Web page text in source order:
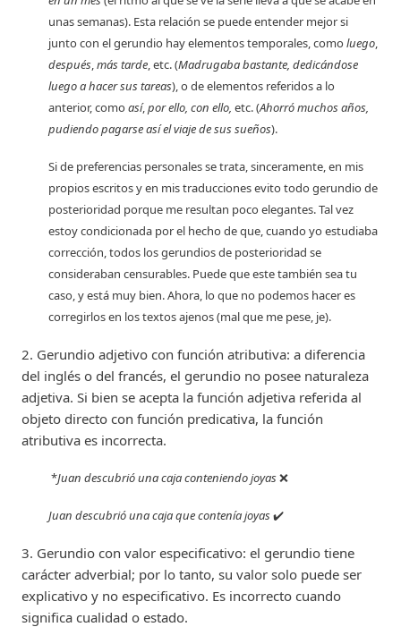
unas semanas). Esta relación se puede entender mejor si
junto con el gerundio hay elementos temporales, comoluego,
después,más tarde, etc. (Madrugaba bastante, dedicándose
luego a hacer sus tareas), o de elementos referidos a lo
anterior, comoasí,por ello, con ello, etc. (Ahorró muchos años,
pudiendo pagarse así el viaje de sus sueños).
Si de preferencias personales se trata, sinceramente, en mis
propios escritos y en mis traducciones evito todo gerundio de
posterioridad porque me resultan poco elegantes. Tal vez
estoy condicionada por el hecho de que, cuando yo estudiaba
corrección, todos los gerundios de posterioridad se
consideraban censurables. Puede que este también sea tu
caso, y está muy bien. Ahora, lo que no podemos hacer es
corregirlos en los textos ajenos (mal que me pese, je).
2. Gerundio adjetivo con función atributiva: a diferencia
del inglés o del francés, el gerundio no posee naturaleza
adjetiva. Si bien se acepta la función adjetiva referida al
objeto directo con función predicativa, la función
atributiva es incorrecta.
*Juan descubrió una caja conteniendo joyas❌
Juan descubrió una caja que contenía joyas✔️
3. Gerundio con valor especificativo: el gerundio tiene
carácter adverbial; por lo tanto, su valor solo puede ser
explicativo y no especificativo. Es incorrecto cuando
significa cualidad o estado.